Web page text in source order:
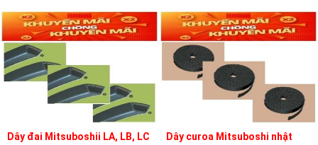
Dây đai Mitsuboshii LA, LB, LC
Dây curoa Mitsuboshi nhật